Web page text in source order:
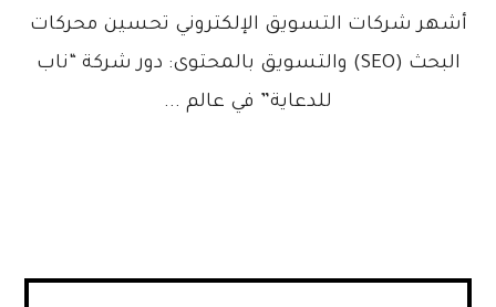
أشهر شركات التسويق الإلكتروني تحسين محركات
البحث (SEO) والتسويق بالمحتوى: دور شركة “ناب
للدعاية” في عالم ...